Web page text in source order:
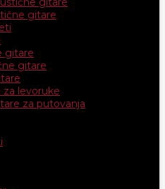
gitare
gitare
gitare
levoruke
za putovanja